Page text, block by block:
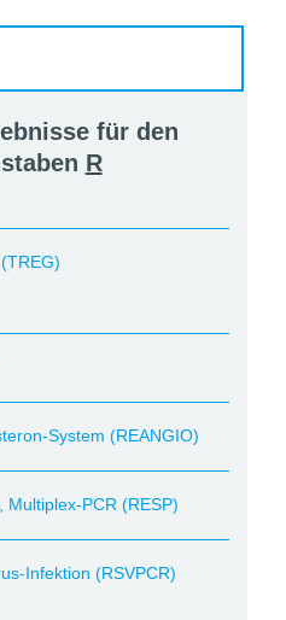
für den
R
System (REANGIO)
PCR (RESP)
Infektion (RSVPCR)